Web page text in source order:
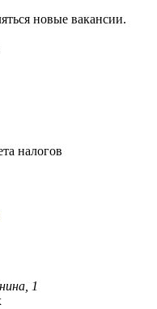
новые вакансии.
налогов
1